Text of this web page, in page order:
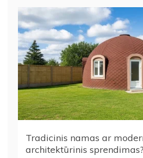
Tradicinis namas ar
architektūrinis sprendimas?